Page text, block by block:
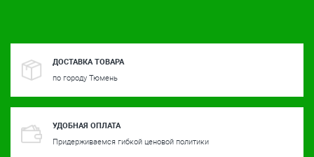
ДОСТАВКА ТОВАРА
по городу Тюмень
УДОБНАЯ ОПЛАТА
Придерживаемся гибкой ценовой политики